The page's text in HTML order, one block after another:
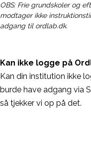
OBS: Frie grundskoler og
modtager ikke
adgang til ordlab.dk.
Kan ikke logge på
Kan din institution ikke
burde have adgang via
så tjekker vi op på det.